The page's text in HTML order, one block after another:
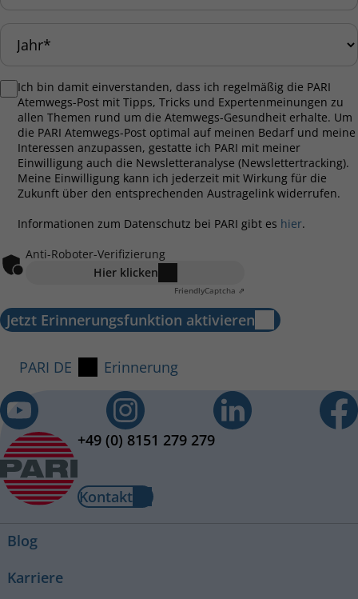
Ich bin damit einverstanden, dass ich regelmäßig die PARI
Atemwegs-Post mit Tipps, Tricks und Expertenmeinungen zu
allen Themen rund um die Atemwegs-Gesundheit erhalte. Um
die PARI Atemwegs-Post optimal auf meinen Bedarf und meine
Interessen anzupassen, gestatte ich PARI mit meiner
Einwilligung auch die Newsletteranalyse (Newslettertracking).
Meine Einwilligung kann ich jederzeit mit Wirkung für die
Zukunft über den entsprechenden Austragelink widerrufen.
Informationen zum Datenschutz bei PARI gibt es hier.
Anti-Roboter-Verifizierung
Hier klicken
FriendlyCaptcha ⇗
Jetzt Erinnerungsfunktion aktivieren
PARI DE Erinnerung
+49 (0) 8151 279 279
Kontakt
Blog
Karriere